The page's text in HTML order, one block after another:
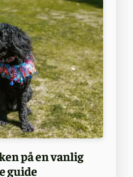
på en vanlig
guide